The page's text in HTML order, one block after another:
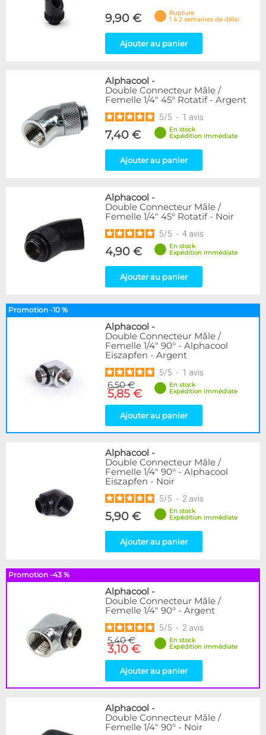
9,90 €
Rupture
1 à 2 semaines de délai
Ajouter au panier
Alphacool -
Double Connecteur Mâle /
Femelle 1/4" 45° Rotatif - Argent
5/5 - 1 avis
7,40 €
En stock
Expédition immédiate
Ajouter au panier
Alphacool -
Double Connecteur Mâle /
Femelle 1/4" 45° Rotatif - Noir
5/5 - 4 avis
4,90 €
En stock
Expédition immédiate
Ajouter au panier
Promotion -10 %
Alphacool -
Double Connecteur Mâle /
Femelle 1/4" 90° - Alphacool
Eiszapfen - Argent
5/5 - 1 avis
6,50 €
5,85 €
En stock
Expédition immédiate
Ajouter au panier
Alphacool -
Double Connecteur Mâle /
Femelle 1/4" 90° - Alphacool
Eiszapfen - Noir
5/5 - 2 avis
5,90 €
En stock
Expédition immédiate
Ajouter au panier
Promotion -43 %
Alphacool -
Double Connecteur Mâle /
Femelle 1/4" 90° - Argent
5/5 - 2 avis
5,40 €
3,10 €
En stock
Expédition immédiate
Ajouter au panier
Alphacool -
Double Connecteur Mâle /
Femelle 1/4" 90° - Noir